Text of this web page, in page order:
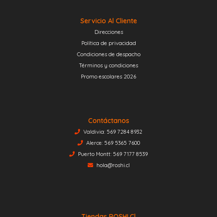
Servicio Al Cliente
Direcciones
Política de privacidad
Condiciones de despacho
Términos y condiciones
Promo escolares 2026
Contáctanos
Valdivia: 569 7284 8932
Alerce: 569 5365 7600
Puerto Montt: 569 7177 8539
hola@roshi.cl